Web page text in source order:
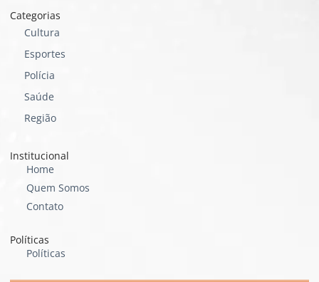
Categorias
Cultura
Esportes
Polícia
Saúde
Região
Institucional
Home
Quem Somos
Contato
Políticas
Políticas